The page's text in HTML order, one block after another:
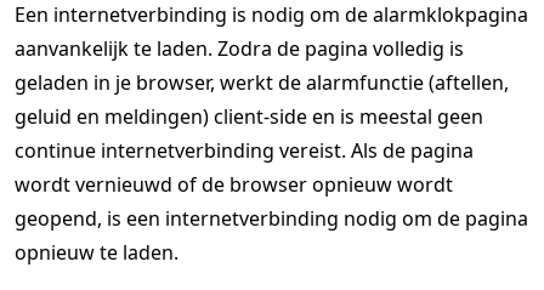
Een internetverbinding is nodig om de alarmklokpagina
aanvankelijk te laden. Zodra de pagina volledig is
geladen in je browser, werkt de alarmfunctie (aftellen,
geluid en meldingen) client-side en is meestal geen
continue internetverbinding vereist. Als de pagina
wordt vernieuwd of de browser opnieuw wordt
geopend, is een internetverbinding nodig om de pagina
opnieuw te laden.